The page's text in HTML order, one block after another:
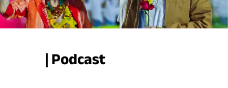
| Podcast